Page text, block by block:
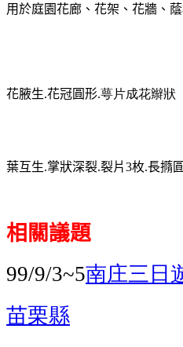
用於庭園花廊、花架、花牆、
花腋生.花冠圓形.萼片成花辮狀
葉互生.掌狀深裂.裂片3枚.長撱
相關議題
99/9/3~5南庄三日
苗栗縣